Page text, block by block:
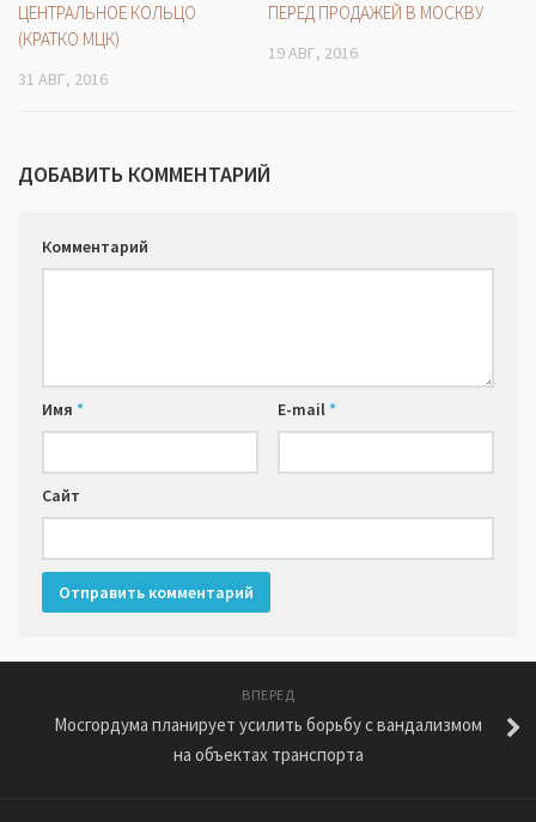
ЦЕНТРАЛЬНОЕ КОЛЬЦО
(КРАТКО МЦК)
31 АВГ, 2016
ПЕРЕД ПРОДАЖЕЙ В МОСКВУ
19 АВГ, 2016
ДОБАВИТЬ КОММЕНТАРИЙ
Комментарий
Имя * E-mail*
Сайт
ВПЕРЕД
Мосгордума планирует усилить борьбу с вандализмом
на объектах транспорта